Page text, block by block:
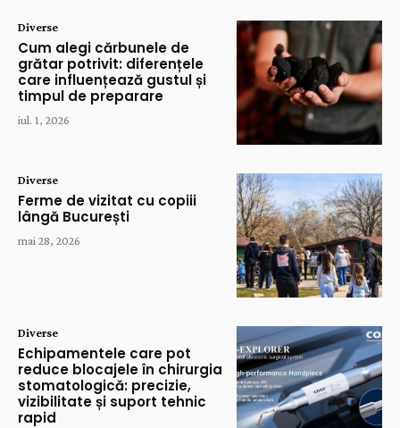
Diverse
Cum alegi cărbunele de
grătar potrivit: diferențele
care influențează gustul și
timpul de preparare
iul. 1, 2026
Diverse
Ferme de vizitat cu copiii
lângă București
mai 28, 2026
Diverse
Echipamentele care pot
reduce blocajele în chirurgia
stomatologică: precizie,
vizibilitate și suport tehnic
rapid